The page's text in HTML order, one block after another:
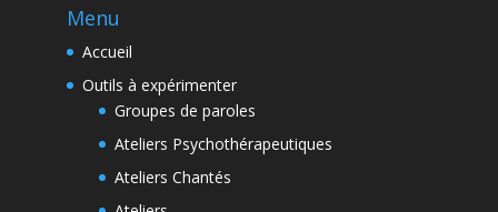
Menu
Accueil
Outils à expérimenter
Groupes de paroles
Ateliers Psychothérapeutiques
Ateliers Chantés